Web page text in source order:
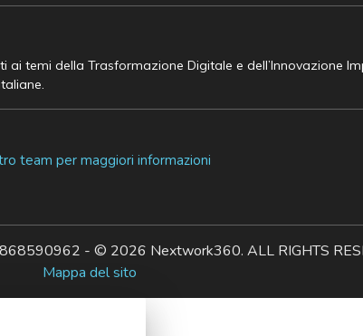
temi della Trasformazione Digitale e dell’Innovazione
team per maggiori informazioni
- © 2026 Nextwork360. ALL RIGHTS
Mappa del sito